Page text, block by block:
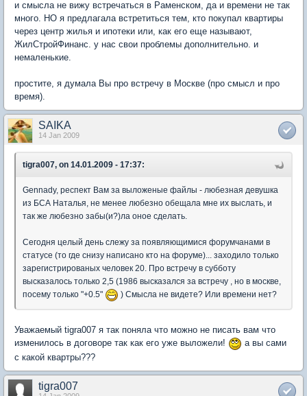
и смысла не вижу встречаться в Раменском, да и времени не так
много. НО я предлагала встретиться тем, кто покупал квартиры
через центр жилья и ипотеки или, как его еще называют,
ЖилСтройФинанс. у нас свои проблемы дополнительно. и
немаленькие.
простите, я думала Вы про встречу в Москве (про смысл и про
время).
SAIKA
14 Jan 2009
tigra007, on 14.01.2009 - 17:37:
Gennady, респект Вам за выложеные файлы - любезная девушка
из БСА Наталья, не менее любезно обещала мне их выслать, и
так же любезно забы(и?)ла оное сделать.
Сегодня целый день слежу за появляющимися форумчанами в
статусе (то где снизу написано кто на форуме)... заходило только
зарегистрированых человек 20. Про встречу в субботу
высказалось только 2,5 (1986 высказался за встречу , но в москве,
посему только "+0.5"
) Смысла не видете? Или времени нет?
Уважаемый tigra007 я так поняла что можно не писать вам что
изменилось в договоре так как его уже выложели!
а вы сами
с какой квартры???
tigra007